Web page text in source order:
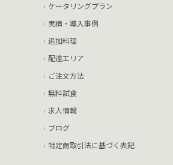
ケータリングプラン
実績・導入事例
追加料理
配達エリア
ご注文方法
無料試食
求人情報
ブログ
特定商取引法に基づく表記